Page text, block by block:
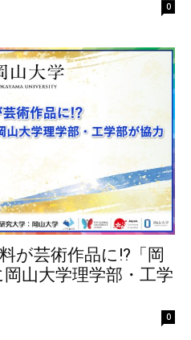
0
が芸術作品に!?「岡
山大学理学部・工学
0